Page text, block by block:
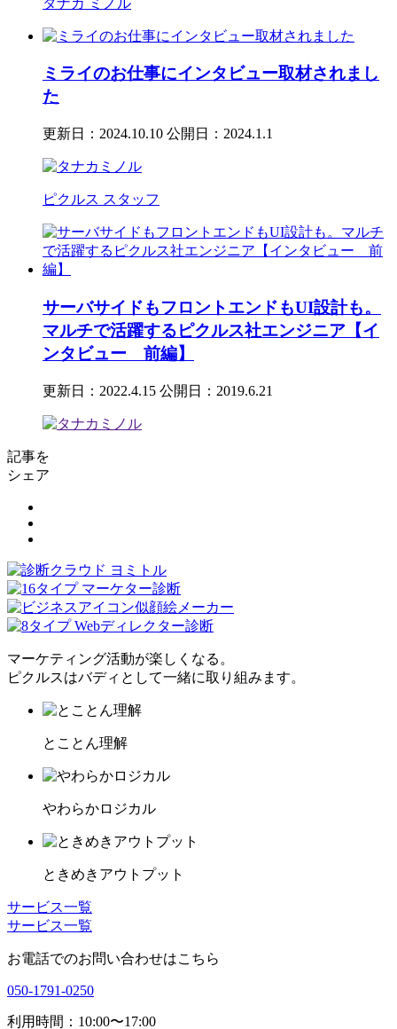
ミライのお仕事にインタビュー取材されまし
た
更新日：2024.10.10 公開日：2024.1.1
ピクルス スタッフ
サーバサイドもフロントエンドもUI設計も。
マルチで活躍するピクルス社エンジニア【イ
ンタビュー 前編】
更新日：2022.4.15 公開日：2019.6.21
記事を
シェア
マーケティング活動が楽しくなる。
ピクルスはバディとして一緒に取り組みます。
とことん理解
やわらかロジカル
ときめきアウトプット
サービス一覧
サービス一覧
お電話でのお問い合わせはこちら
050-1791-0250
利用時間：10:00〜17:00